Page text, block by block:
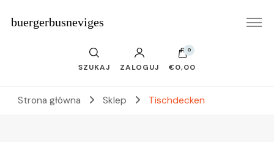
buergerbusneviges
SZUKAJ ZALOGUJ
0
€0,00
Strona główna Sklep Tischdecken